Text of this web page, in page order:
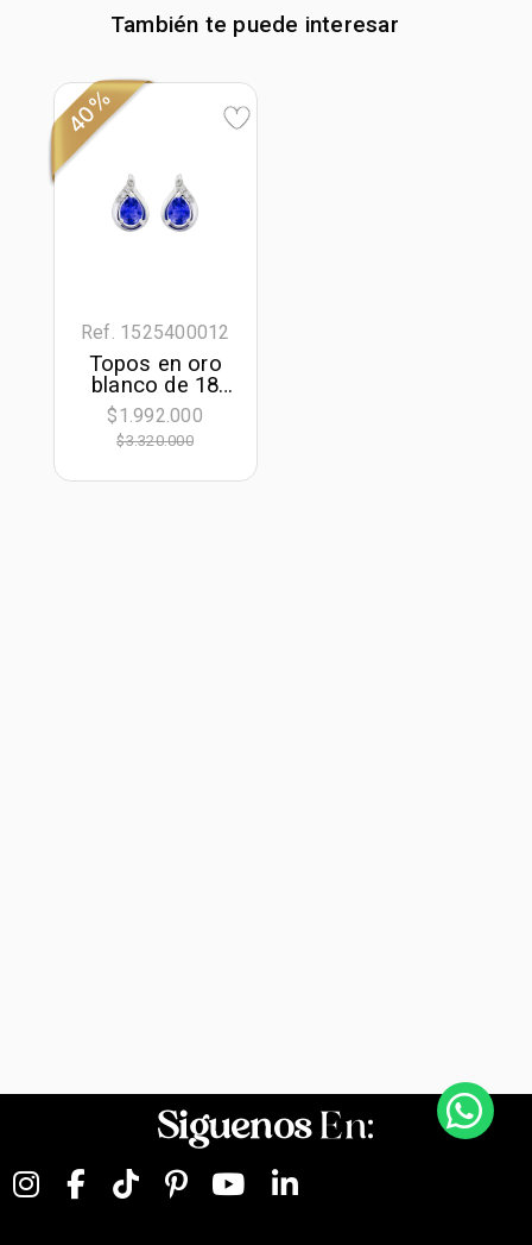
También te puede interesar
40%
Ref. 1525400012
Topos en oro
blanco de 18
Kilates,
Lágrima, con 2
zafiros
$1.992.000
$3.320.000
SiguenosEn: